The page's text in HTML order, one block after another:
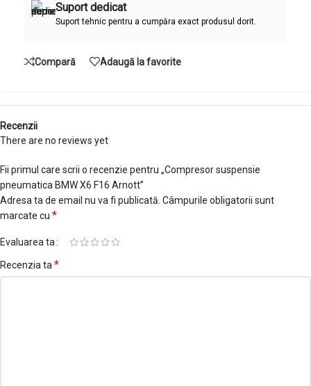
Suport dedicat
Suport tehnic pentru a cumpăra exact produsul dorit.
Compară Adaugă la favorite
Recenzii
There are no reviews yet
Fii primul care scrii o recenzie pentru „Compresor suspensie
pneumatica BMW X6 F16 Arnott”
Adresa ta de email nu va fi publicată. Câmpurile obligatorii sunt
marcate cu *
Evaluarea ta
Recenzia ta*